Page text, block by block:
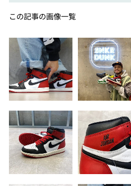
この記事の画像一覧